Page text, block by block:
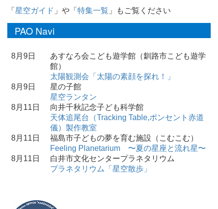
「星空ガイド 」や「特集一覧 」もご覧ください
PAO Navi